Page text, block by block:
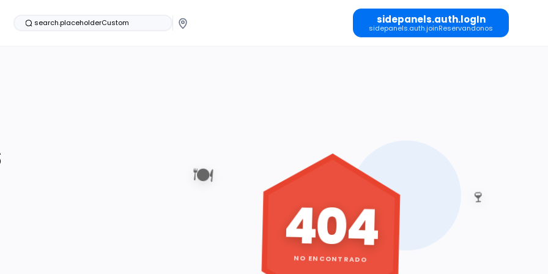
search.placeholderCustom sidepanels.auth.logIn
sidepanels.auth.joinReservandonos
🍽️
🍷
404
NO ENCONTRADO